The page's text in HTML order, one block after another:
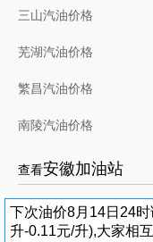
三山汽油价格
芜湖汽油价格
繁昌汽油价格
南陵汽油价格
查看安徽加油站
下次油价8月14日24
升-0.11元/升),大家相